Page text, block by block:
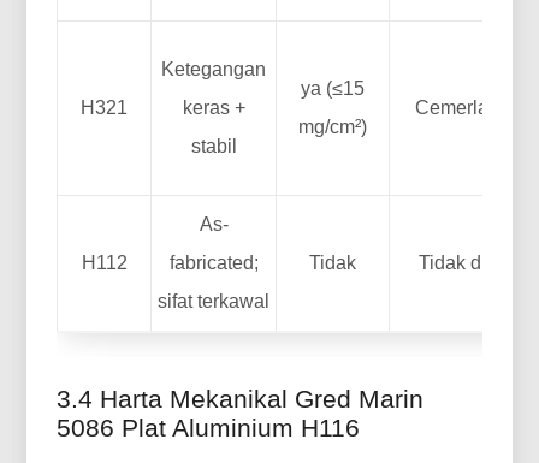
H321
Ketegangan
keras +
stabil
ya (≤15
mg/cm²)
Cemerlang
H112
As-
fabricated;
sifat terkawal
Tidak Tidak diuji
3.4 Harta Mekanikal Gred Marin
5086 Plat Aluminium H116